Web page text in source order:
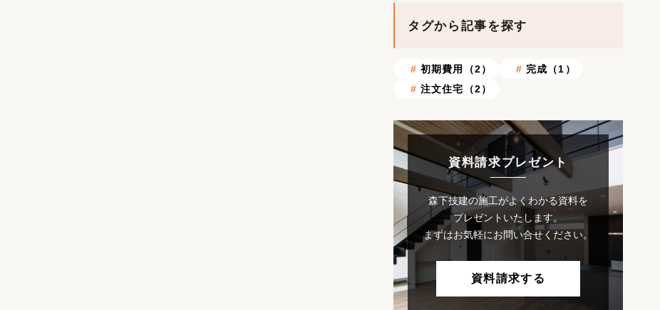
タグから記事を探す
初期費用（2）
完成（1）
注文住宅（2）
資料請求プレゼント
森下技建の施工がよくわかる資料を
プレゼントいたします。
まずはお気軽にお問い合せください。
資料請求する